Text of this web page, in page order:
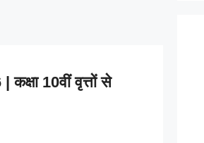
10वीं वृत्तों से